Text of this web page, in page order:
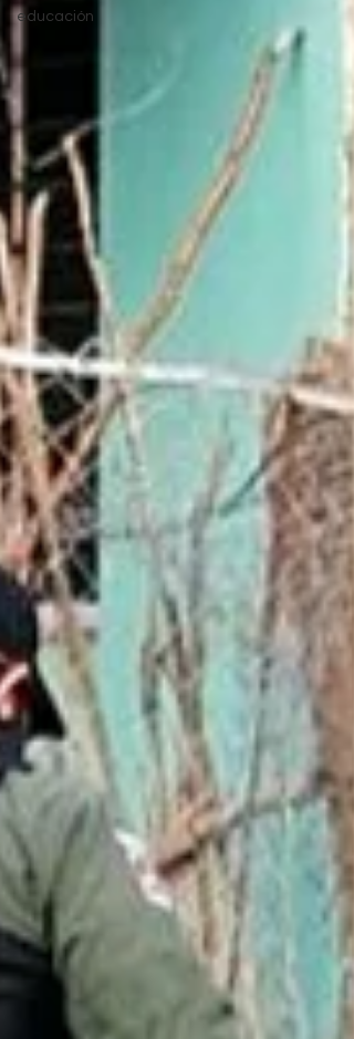
educación